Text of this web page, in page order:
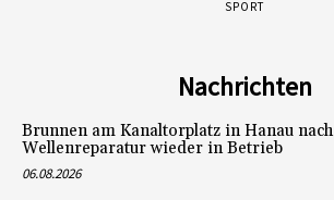
SPORT
Nachrichten
Brunnen am Kanaltorplatz in Hanau nach
Wellenreparatur wieder in Betrieb
06.08.2026